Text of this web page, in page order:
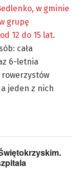
w gminie
grupę
12 do 15 lat.
cała
6-letnia
rowerzystów
jeden z nich